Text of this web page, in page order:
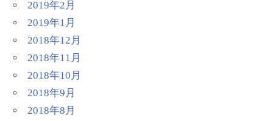
2019年2月
2019年1月
2018年12月
2018年11月
2018年10月
2018年9月
2018年8月